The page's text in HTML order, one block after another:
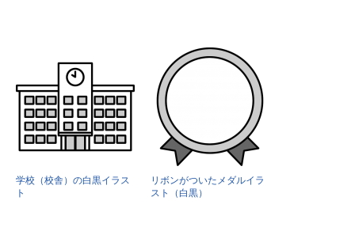
学校（校舎）の白黒イラス
ト
リボンがついたメダルイラ
スト（白黒）